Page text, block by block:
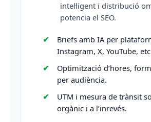
intel·ligent i distribució
potencia el SEO.
Briefs amb IA per
Instagram, X, YouTube,
Optimització d’hores,
per audiència.
UTM i mesura de trànsit
orgànic i a l’inrevés.